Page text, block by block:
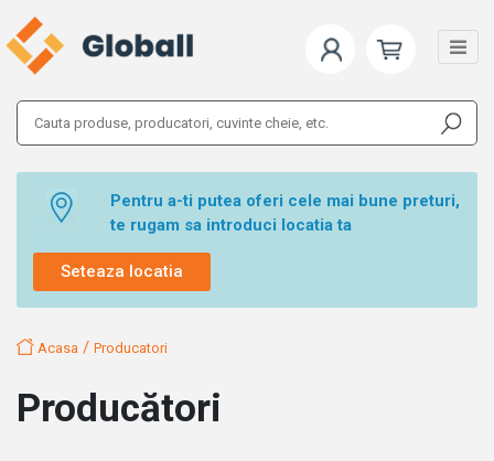
Pentru a-ti putea oferi cele mai bune preturi,
te rugam sa introduci locatia ta
Seteaza locatia
Acasa /Producatori
Producători